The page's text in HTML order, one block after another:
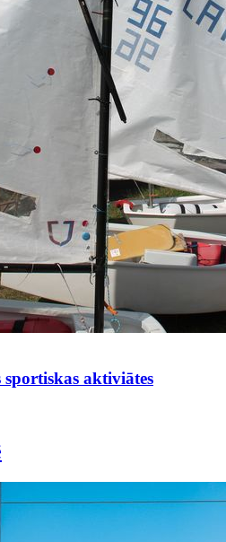
sportiskas aktiviātes